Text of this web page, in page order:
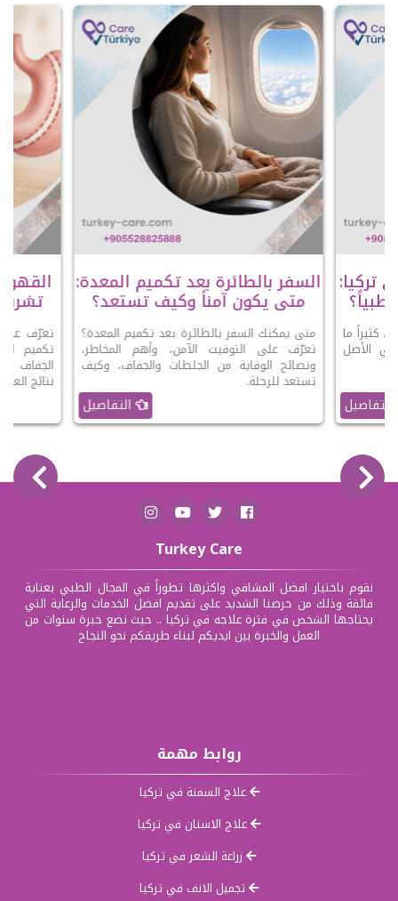
تركيا:
كثيراً ما
الأصل
التفاصيل
السفر بالطائرة بعد تكميم المعدة:
متى يكون آمناً وكيف تستعد؟
متى يمكنك السفر بالطائرة بعد تكميم المعدة؟
تعرّف على التوقيت الآمن، وأهم المخاطر،
ونصائح الوقاية من الجلطات والجفاف، وكيف
تستعد للرحلة.
التفاصيل
تعرّف
تكميم
الجفاف
نتائج
Turkey Care
نقوم باختيار افضل المشافي واكثرها تطوراً في المجال الطبي بعناية
فائقة وذلك من حرصنا الشديد على تقديم افضل الخدمات والرعاية التي
يحتاجها الشخص في فترة علاجه في تركيا .. حيث نضع خبرة سنوات من
العمل والخبرة بين ايديكم لبناء طريقكم نحو النجاح
روابط مهمة
علاج السمنة في تركيا
علاج الاسنان في تركيا
زراعة الشعر في تركيا
تجميل الانف في تركيا